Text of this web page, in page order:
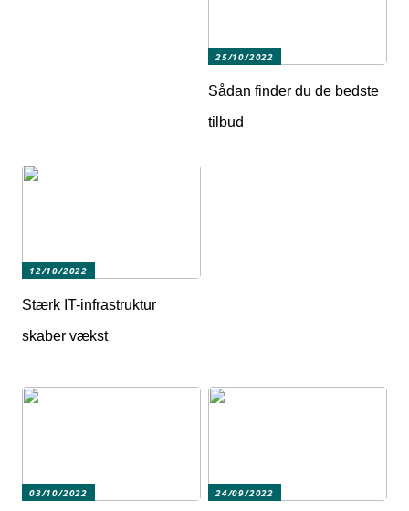
25/10/2022
Sådan finder du de bedste
tilbud
12/10/2022
Stærk IT-infrastruktur
skaber vækst
03/10/2022 24/09/2022